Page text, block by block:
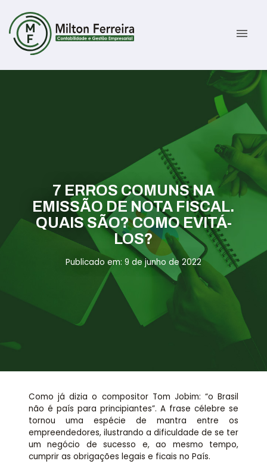
menu
Gestão Tributária e Fiscal
Previdenciária Trabalhista
Abertura de Empresas
Assessoria jurídica
Links Úteis
Informativos
Contato
ÁREA DO CLIENTE
7 ERROS COMUNS NA
EMISSÃO DE NOTA FISCAL.
QUAIS SÃO? COMO EVITÁ-
LOS?
Publicado em: 9 de junho de 2022
Como já dizia o compositor Tom Jobim: “o Brasil
não é país para principiantes”. A frase célebre se
tornou uma espécie de mantra entre os
empreendedores, ilustrando a dificuldade de se ter
um negócio de sucesso e, ao mesmo tempo,
cumprir as obrigações legais e ficais no País.